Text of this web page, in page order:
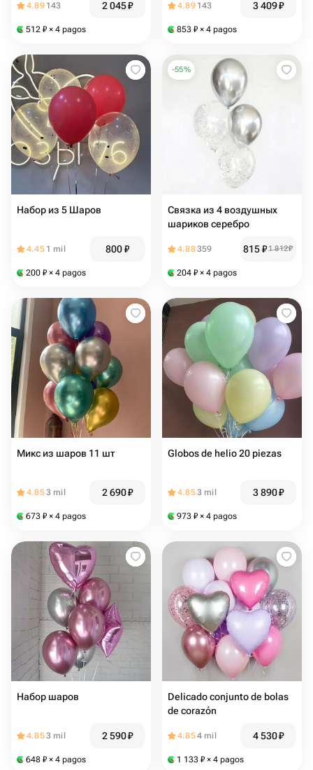
4.89 143 2 045₽
512 ₽ × 4 pagos
4.89 143 3 409₽
853 ₽ × 4 pagos
Набор из 5 Шаров
4.45 1 mil 800₽
200 ₽ × 4 pagos
-55%
Связка из 4 воздушных
шариков серебро
4.88359 815₽1 812₽
204 ₽ × 4 pagos
Микс из шаров 11 шт
4.853 mil 2 690₽
673 ₽ × 4 pagos
Globos de helio 20 piezas
4.853 mil 3 890₽
973 ₽ × 4 pagos
Набор шаров
4.853 mil 2 590₽
648 ₽ × 4 pagos
Delicado conjunto de bolas
de corazón
4.854 mil 4 530₽
1 133 ₽ × 4 pagos